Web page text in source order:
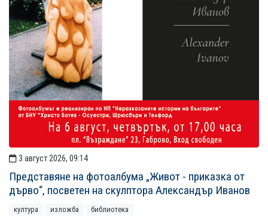
3 август 2026, 09:14
Представяне на фотоалбума „Живот - приказка от
дърво“, посветен на скулптора Александър Иванов
култура изложба библиотека